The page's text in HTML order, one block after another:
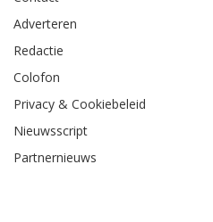
Adverteren
Redactie
Colofon
Privacy & Cookiebeleid
Nieuwsscript
Partnernieuws